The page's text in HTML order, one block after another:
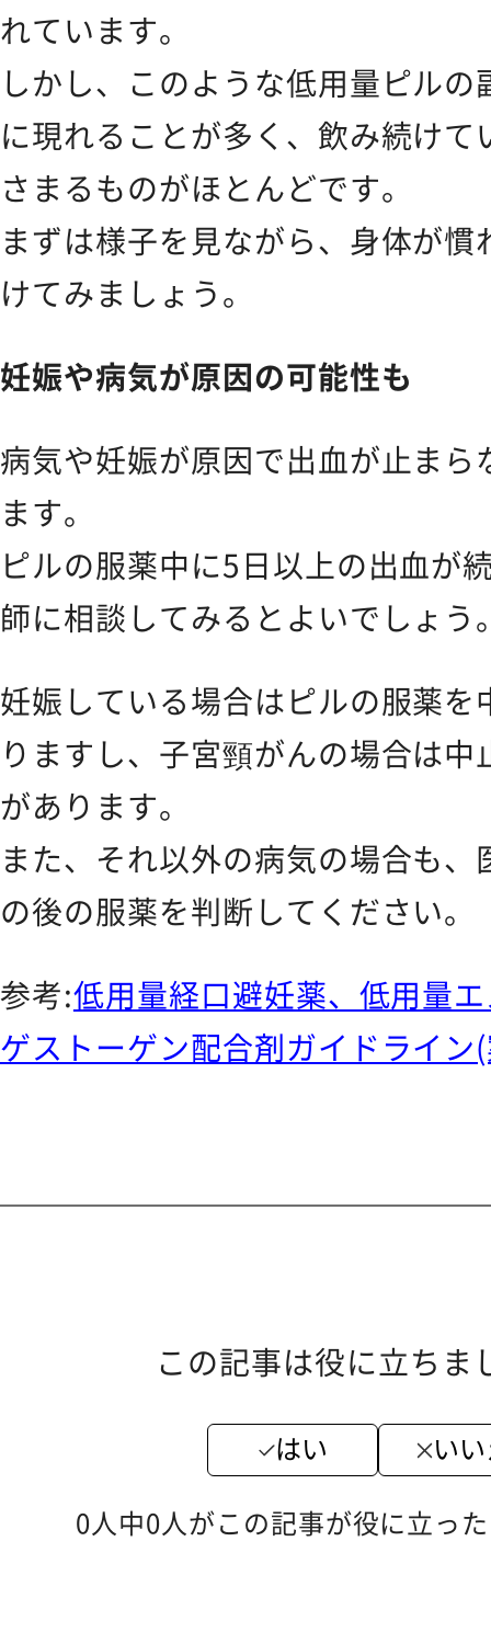
れています。
しかし、このような低用量ピル
に現れることが多く、飲み続け
さまるものがほとんどです。
まずは様子を見ながら、身体が
けてみましょう。
妊娠や病気が原因の可能性も
病気や妊娠が原因で出血が止まら
ます。
ピルの服薬中に5日以上の出血が
師に相談してみるとよいでしょう
妊娠している場合はピルの服薬を
りますし、子宮頸がんの場合は
があります。
また、それ以外の病気の場合も
の後の服薬を判断してください。
参考:低用量経口避妊薬、低用量
ゲストーゲン配合剤ガイドライン
この記事は役に立ちま
はい
い
0人中0人がこの記事が役に立っ